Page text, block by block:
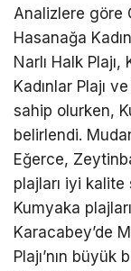
Analizlere göre
Hasanağa
Narlı Halk
Kadınlar Plajı
sahip olurken,
belirlendi.
Eğerce,
plajları iyi
Kumyaka
Karacabey’de
Plajı’nın